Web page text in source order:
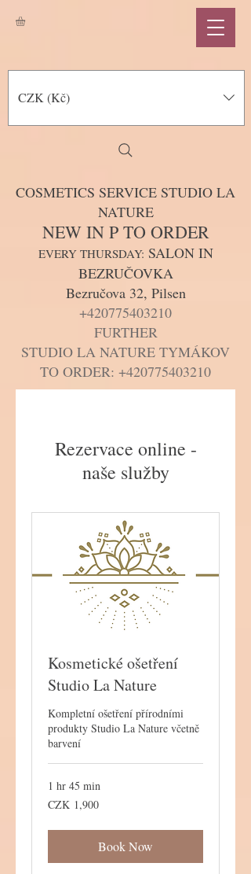
CZK (Kč)
COSMETICS SERVICE STUDIO LA
NATURE
NEW IN P TO ORDER
EVERY THURSDAY: SALON IN
BEZRUČOVKA
Bezručova 32, Pilsen
+420775403210
FURTHER
STUDIO LA NATURE TYMÁKOV
TO ORDER: +420775403210
Rezervace online -
naše služby
Kosmetické ošetření
Studio La Nature
Kompletní ošetření přírodními
produkty Studio La Nature včetně
barvení
1 hr 45 min
1,900
Czech
CZK 1,900
Book Now